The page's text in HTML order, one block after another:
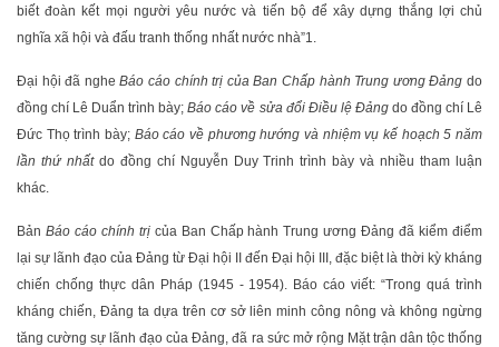
biết đoàn kết mọi người yêu nước và tiến bộ để xây dựng thắng lợi chủ
nghĩa xã hội và đấu tranh thống nhất nước nhà”1.
Đại hội đã ngheBáo cáo chính trị của Ban Chấp hành Trung ương Đảng do
đồng chí Lê Duẩn trình bày;Báo cáo về sửa đổi Điều lệ Đảngdo đồng chí Lê
Đức Thọ trình bày; Báo cáo về phương hướng và nhiệm vụ kế hoạch 5 năm
lần thứ nhấtdo đồng chí Nguyễn Duy Trinh trình bày và nhiều tham luận
khác.
Bản Báo cáo chính trịcủa Ban Chấp hành Trung ương Đảng đã kiểm điểm
lại sự lãnh đạo của Đảng từ Đại hội II đến Đại hội III, đặc biệt là thời kỳ kháng
chiến chống thực dân Pháp (1945 - 1954). Báo cáo viết: “Trong quá trình
kháng chiến, Đảng ta dựa trên cơ sở liên minh công nông và không ngừng
tăng cường sự lãnh đạo của Đảng, đã ra sức mở rộng Mặt trận dân tộc thống